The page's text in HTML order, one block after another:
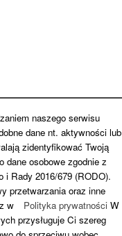
Desktop
naszego serwisu
dane nt. aktywności lub
zidentyfikować Twoją
dane osobowe zgodnie z
i Rady 2016/679 (RODO).
przetwarzania oraz inne
w
Polityka prywatnościW
przysługuje Ci szereg